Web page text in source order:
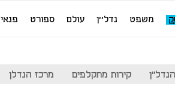
משפט נדל''ן עולם ספורט פנאי
קירות מתקלפים מרכז הנדלן